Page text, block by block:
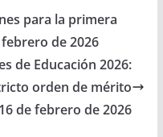
para la primera
de 2026
de Educación 2026:
orden de mérito
de febrero de 2026